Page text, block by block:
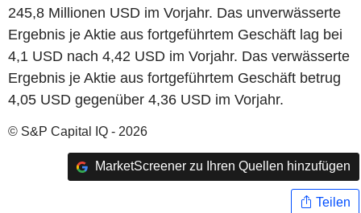
245,8 Millionen USD im Vorjahr. Das unverwässerte
Ergebnis je Aktie aus fortgeführtem Geschäft lag bei
4,1 USD nach 4,42 USD im Vorjahr. Das verwässerte
Ergebnis je Aktie aus fortgeführtem Geschäft betrug
4,05 USD gegenüber 4,36 USD im Vorjahr.
© S&P Capital IQ - 2026
MarketScreener zu Ihren Quellen hinzufügen
Teilen